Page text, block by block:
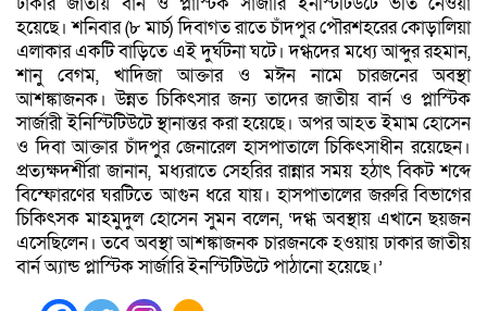
হয়েছে। শনিবার (৮ মার্চ) দিবাগত রাতে চাঁদপুর পৌরশহরের কোড়ালিয়া
এলাকার একটি বাড়িতে এই দুর্ঘটনা ঘটে। দগ্ধদের মধ্যে আব্দুর রহমান,
শানু বেগম, খাদিজা আক্তার ও মঈন নামে চারজনের অবস্থা
আশঙ্কাজনক। উন্নত চিকিৎসার জন্য তাদের জাতীয় বার্ন ও প্লাস্টিক
সার্জারী ইনিস্টিটিউটে স্থানান্তর করা হয়েছে। অপর আহত ইমাম হোসেন
ও দিবা আক্তার চাঁদপুর জেনারেল হাসপাতালে চিকিৎসাধীন রয়েছেন।
প্রত্যক্ষদর্শীরা জানান, মধ্যরাতে সেহরির রান্নার সময় হঠাৎ বিকট শব্দে
বিস্ফোরণের ঘরটিতে আগুন ধরে যায়। হাসপাতালের জরুরি বিভাগের
চিকিৎসক মাহমুদুল হোসেন সুমন বলেন, ‘দগ্ধ অবস্থায় এখানে ছয়জন
এসেছিলেন। তবে অবস্থা আশঙ্কাজনক চারজনকে হওয়ায় ঢাকার জাতীয়
বার্ন অ্যান্ড প্লাস্টিক সার্জারি ইনস্টিটিউটে পাঠানো হয়েছে।’